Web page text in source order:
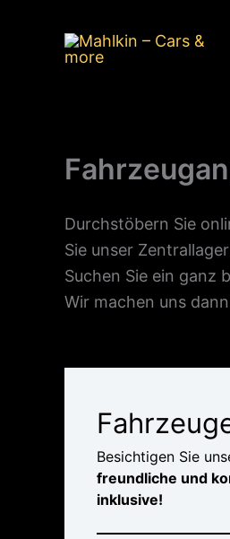
Durchstöbern Sie
Sie unser
Suchen Sie ein ganz
Wir machen uns
Besichtigen Sie
freundliche und
inklusive!